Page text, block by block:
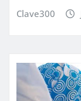
Clave300